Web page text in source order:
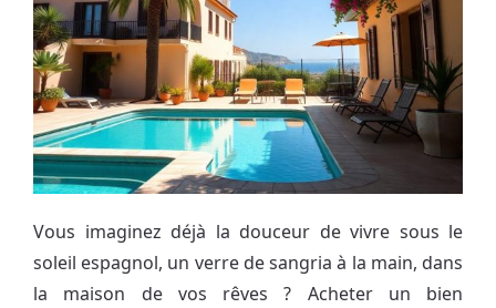
Vous imaginez déjà la douceur de vivre sous le
soleil espagnol, un verre de sangria à la main, dans
la maison de vos rêves ? Acheter un bien